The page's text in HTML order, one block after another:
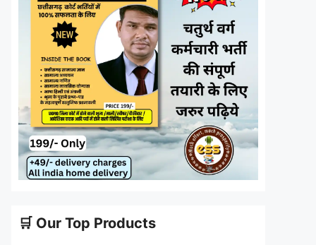
🛒 Our Top Products